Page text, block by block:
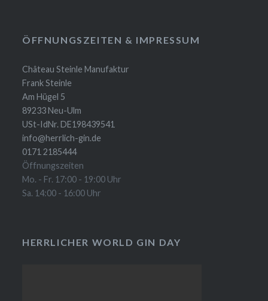
ÖFFNUNGSZEITEN & IMPRESSUM
Château Steinle Manufaktur
Frank Steinle
Am Hügel 5
89233 Neu-Ulm
USt-IdNr. DE198439541
info@herrlich-gin.de
0171 2185444
Öffnungszeiten
Mo. - Fr. 17:00 - 19:00 Uhr
Sa. 14:00 - 16:00 Uhr
HERRLICHER WORLD GIN DAY